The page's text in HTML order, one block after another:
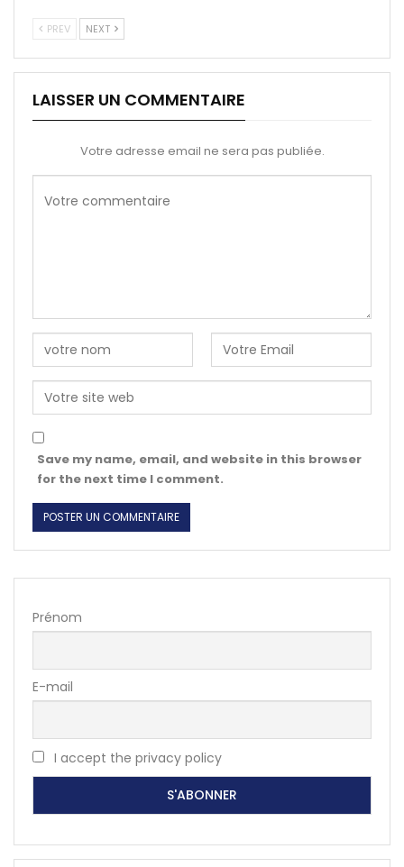
PREV NEXT
LAISSER UN COMMENTAIRE
Votre adresse email ne sera pas publiée.
Save my name, email, and website in this browser
for the next time I comment.
Prénom
E-mail
I accept the privacy policy